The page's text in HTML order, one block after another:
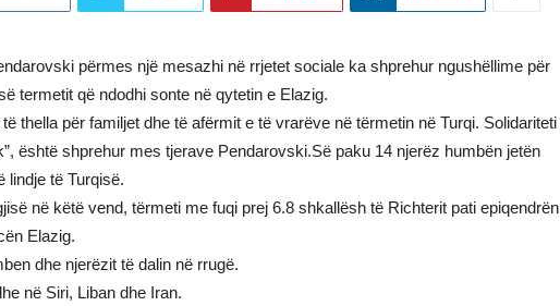
përmes një mesazhi në rrjetet sociale ka shprehur ngushëllime për
termetit që ndodhi sonte në qytetin e Elazig.
thella për familjet dhe të afërmit e të vrarëve në tërmetin në Turqi. Solidariteti
është shprehur mes tjerave Pendarovski.Së paku 14 njerëz humbën jetën
lindje të Turqisë.
në këtë vend, tërmeti me fuqi prej 6.8 shkallësh të Richterit pati epiqendrën
Elazig.
dhe njerëzit të dalin në rrugë.
në Siri, Liban dhe Iran.